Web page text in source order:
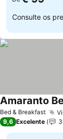
Consulte os
Bed & Breakfast
Amaranto
9,6 Excelente